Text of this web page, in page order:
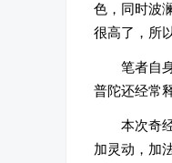
色，同时波
很高了，所
笔者自
普陀还经常
本次奇
加灵动，加